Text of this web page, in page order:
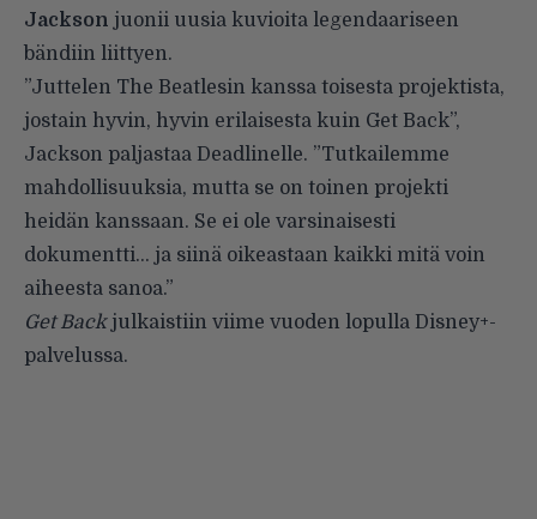
Jackson juonii uusia kuvioita legendaariseen
bändiin liittyen.
”Juttelen The Beatlesin kanssa toisesta projektista,
jostain hyvin, hyvin erilaisesta kuin Get Back”,
Jackson paljastaa Deadlinelle. ”Tutkailemme
mahdollisuuksia, mutta se on toinen projekti
heidän kanssaan. Se ei ole varsinaisesti
dokumentti… ja siinä oikeastaan kaikki mitä voin
aiheesta sanoa.”
Get Backjulkaistiin viime vuoden lopulla Disney+-
palvelussa.